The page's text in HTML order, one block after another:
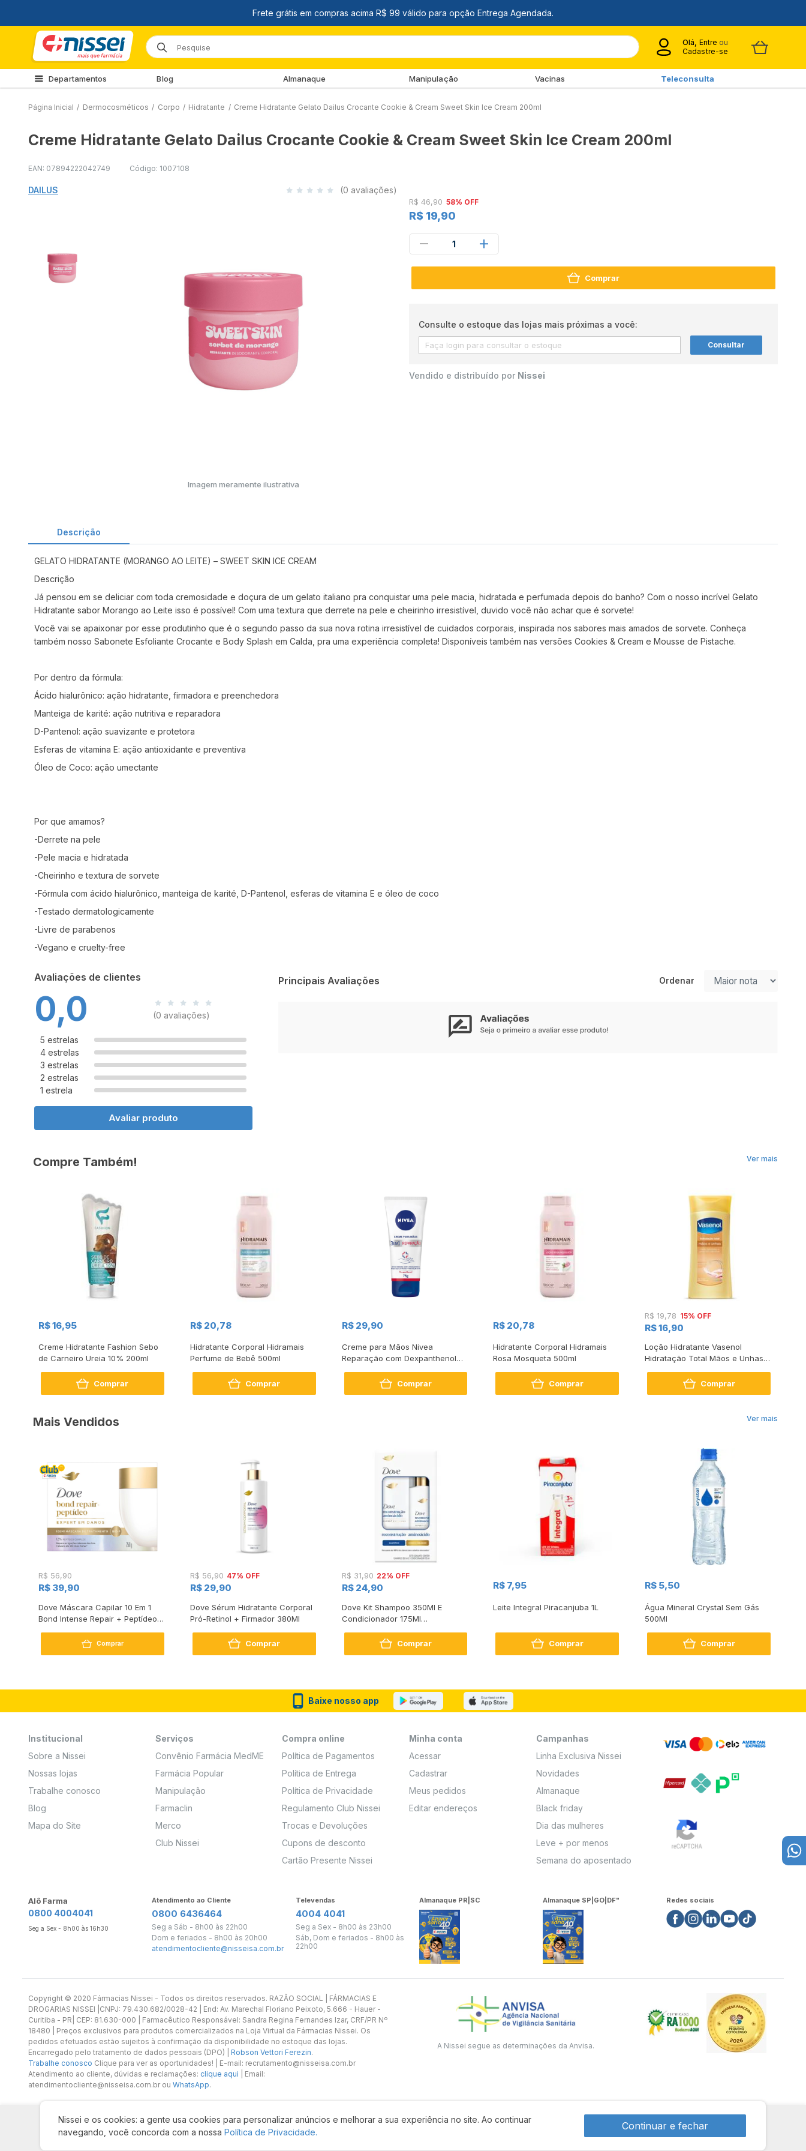
Olá, Entre ou
Cadastre-se
Departamentos Blog Almanaque Manipulação Vacinas Teleconsulta
Página Inicial / Dermocosméticos / Corpo / Hidratante / Creme Hidratante Gelato Dailus Crocante Cookie & Cream Sweet Skin Ice Cream 200ml
Creme Hidratante Gelato Dailus Crocante Cookie & Cream Sweet Skin Ice Cream 200ml
EAN: 07894222042749 Código: 1007108
DAILUS (0 avaliações)
Imagem meramente ilustrativa
R$ 46,90 58% OFF
R$ 19,90
1
Comprar
Consulte o estoque das lojas mais próximas a você:
Consultar
Vendido e distribuído por Nissei
Descrição
GELATO HIDRATANTE (MORANGO AO LEITE) – SWEET SKIN ICE CREAM
Descrição
Já pensou em se deliciar com toda cremosidade e doçura de um gelato italiano pra conquistar uma pele macia, hidratada e perfumada depois do banho? Com o nosso incrível Gelato
Hidratante sabor Morango ao Leite isso é possível! Com uma textura que derrete na pele e cheirinho irresistível, duvido você não achar que é sorvete!
Você vai se apaixonar por esse produtinho que é o segundo passo da sua nova rotina irresistível de cuidados corporais, inspirada nos sabores mais amados de sorvete. Conheça
também nosso Sabonete Esfoliante Crocante e Body Splash em Calda, pra uma experiência completa! Disponíveis também nas versões Cookies & Cream e Mousse de Pistache.
Por dentro da fórmula:
Ácido hialurônico: ação hidratante, firmadora e preenchedora
Manteiga de karité: ação nutritiva e reparadora
D-Pantenol: ação suavizante e protetora
Esferas de vitamina E: ação antioxidante e preventiva
Óleo de Coco: ação umectante
Por que amamos?
-Derrete na pele
-Pele macia e hidratada
-Cheirinho e textura de sorvete
-Fórmula com ácido hialurônico, manteiga de karité, D-Pantenol, esferas de vitamina E e óleo de coco
-Testado dermatologicamente
-Livre de parabenos
-Vegano e cruelty-free
Avaliações de clientes
0,0 (0 avaliações)
5 estrelas
4 estrelas
3 estrelas
2 estrelas
1 estrela
Avaliar produto
Principais Avaliações Ordenar
Ver mais
Compre Também!
R$ 16,95
Creme Hidratante Fashion Sebo
de Carneiro Ureia 10% 200ml
Comprar
R$ 20,78
Hidratante Corporal Hidramais
Perfume de Bebê 500ml
Comprar
R$ 29,90
Creme para Mãos Nivea
Reparação com Dexpanthenol
75g
Comprar
R$ 20,78
Hidratante Corporal Hidramais
Rosa Mosqueta 500ml
Comprar
R$ 19,78 15% OFF
R$ 16,90
Loção Hidratante Vasenol
Hidratação Total Mãos e Unhas
200ml
Comprar
Ver mais
Mais Vendidos
R$ 56,90
R$ 39,90
Dove Máscara Capilar 10 Em 1
Bond Intense Repair + Peptídeo
Comprar
R$ 56,90 47% OFF
R$ 29,90
Dove Sérum Hidratante Corporal
Pró-Retinol + Firmador 380Ml
Comprar
R$ 31,90 22% OFF
R$ 24,90
Dove Kit Shampoo 350Ml E
Condicionador 175Ml
Comprar
R$ 7,95
Leite Integral Piracanjuba 1L
Comprar
R$ 5,50
Água Mineral Crystal Sem Gás
500Ml
Comprar
Nissei e os cookies: a gente usa cookies para personalizar anúncios e melhorar a sua experiência no site. Ao continuar
navegando, você concorda com a nossaPolítica de Privacidade.
Continuar e fechar
Baixe nosso app
Institucional
Sobre a Nissei
Nossas lojas
Trabalhe conosco
Blog
Mapa do Site
Serviços
Convênio Farmácia MedME
Farmácia Popular
Manipulação
Farmaclin
Merco
Club Nissei
Compra online
Política de Pagamentos
Política de Entrega
Política de Privacidade
Regulamento Club Nissei
Trocas e Devoluções
Cupons de desconto
Cartão Presente Nissei
Minha conta
Acessar
Cadastrar
Meus pedidos
Editar endereços
Campanhas
Linha Exclusiva Nissei
Novidades
Almanaque
Black friday
Dia das mulheres
Leve + por menos
Semana do aposentado
Alô Farma
0800 4004041
Seg a Sex - 8h00 às 16h30
Atendimento ao Cliente
0800 6436464
Seg a Sáb - 8h00 às 22h00
Dom e feriados - 8h00 às 20h00
atendimentocliente@nisseisa.com.br
Televendas
4004 4041
Seg a Sex - 8h00 às 23h00
Sáb, Dom e feriados - 8h00 às
22h00
Almanaque PR|SC Almanaque SP|GO|DF" Redes sociais
Copyright ©️ 2020 Fármacias Nissei - Todos os direitos reservados. RAZÃO SOCIAL | FÁRMACIAS E
DROGARIAS NISSEI |CNPJ: 79.430.682/0028-42 | End: Av. Marechal Floriano Peixoto, 5.666 - Hauer -
Curitiba - PR| CEP: 81.630-000 | Farmacêutico Responsável: Sandra Regina Fernandes Izar, CRF/PR Nº
18480 | Preços exclusivos para produtos comercializados na Loja Virtual da Fármacias Nissei. Os
pedidos efetuados estão sujeitos à confirmação da disponibilidade no estoque das lojas.
Encarregado pelo tratamento de dados pessoais (DPO) | Robson Vettori Ferezin.
Trabalhe conosco Clique para ver as oportunidades! | E-mail: recrutamento@nisseisa.com.br
Atendimento ao cliente, dúvidas e reclamações: clique aqui | Email:
atendimentocliente@nisseisa.com.br ou WhatsApp.
A Nissei segue as determinações da Anvisa.
Desenvolvido por: